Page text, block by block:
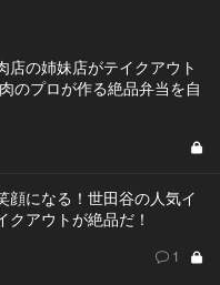
店の姉妹店がテイクアウト
のプロが作る絶品弁当を自
顔になる！世田谷の人気イ
クアウトが絶品だ！
1